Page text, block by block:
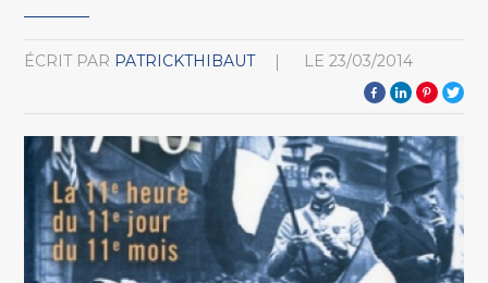
ÉCRIT PAR PATRICKTHIBAUT LE 23/03/2014